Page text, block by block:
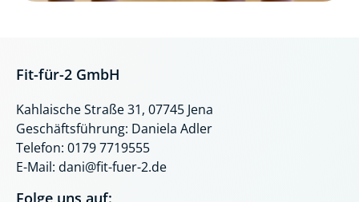
Fit-für-2 GmbH
Kahlaische Straße 31, 07745 Jena
Geschäftsführung: Daniela Adler
Telefon: 0179 7719555
E-Mail: dani@fit-fuer-2.de